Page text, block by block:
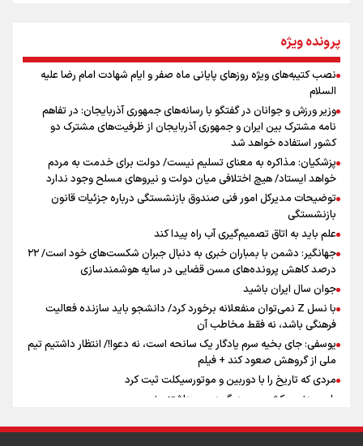
جمله‌ای که بغض چهارماهه را شکست؛ «آهای مردم، آقا از
تهران رفتند»
سه حسرتی که به دلم ماند
اینفو برنا / توصیه‌هایی طلایی برای پیاده روی اربعین
اینفو برنا / جدول کامل فاصله مرز شلمچه تا شهرهای زیارتی
عراق
پرونده ویژه
نصب کتیبه‌های ویژه روزهای پایانی ماه صفر و ایام شهادت امام رضا علیه
السلام
وزیر ورزش و جوانان در گفتگو با رسانه‌های جمهوری آذربایجان: در تفاهم
نامه مشترک بین ایران و جمهوری آذربایجان از ظرفیت‌های مشترک دو
کشور استفاده خواهد شد
پزشکیان: مذاکره به معنای تسلیم نیست/ دولت برای خدمت به مردم
خواهد ایستاد/ هیچ اختلافی میان دولت و نیروهای مسلح وجود ندارد
توضیحات مدیرکل امور فنی صندوق بازنشستگی درباره جزئیات قانون
بازنشستگی
علم باید به اتاق تصمیم‌گیری آب راه پیدا کند
جهانگیر: دشمن با بمباران خبری به دنبال جبران شکست‌های خود است/ ۲۲
درصد کاهش پرونده‌های مسن قضایی در سایه هوشمندسازی
جوان سال ایران باشید
با نسل Z نمی‌توان منفعلانه برخورد کرد/ دانشجو باید سازنده فعالیت
فرهنگی باشد، نه فقط مخاطب آن
یوسفی: جای بخیه سرم یادگار یک سانحه است، نه دعوا!/ انتظار داشتیم تیم
ملی از گروهش صعود کند + فیلم
مردی که تاریخ را با دوربین و موتورسیکلت ثبت کرد
رابرت دنیرو: کشور من دیگر دوست‌داشتنی نیست
انتظار حضور تیم‌های بزرگ مثل استقلال در لیگ هستیم